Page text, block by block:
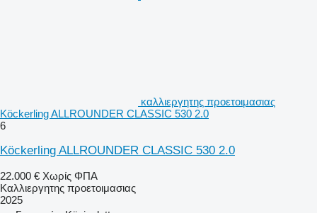
καλλιεργητης προετοιμασιας
Köckerling ALLROUNDER CLASSIC 530 2.0
6
Köckerling ALLROUNDER CLASSIC 530 2.0
22.000 € Χωρίς ΦΠΑ
Καλλιεργητης προετοιμασιας
2025